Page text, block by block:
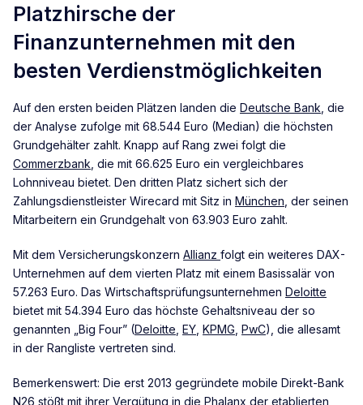
Platzhirsche der
Finanzunternehmen mit den
besten Verdienstmöglichkeiten
Auf den ersten beiden Plätzen landen die Deutsche Bank , die
der Analyse zufolge mit 68.544 Euro (Median) die höchsten
Grundgehälter zahlt. Knapp auf Rang zwei folgt die
Commerzbank , die mit 66.625 Euro ein vergleichbares
Lohnniveau bietet. Den dritten Platz sichert sich der
Zahlungsdienstleister Wirecard mit Sitz in München , der seinen
Mitarbeitern ein Grundgehalt von 63.903 Euro zahlt.
Mit dem Versicherungskonzern Allianz folgt ein weiteres DAX-
Unternehmen auf dem vierten Platz mit einem Basissalär von
57.263 Euro. Das Wirtschaftsprüfungsunternehmen Deloitte
bietet mit 54.394 Euro das höchste Gehaltsniveau der so
genannten „Big Four” (Deloitte EY KPMG PwC), die allesamt
in der Rangliste vertreten sind.
Bemerkenswert: Die erst 2013 gegründete mobile Direkt-Bank
N26 stößt mit ihrer Vergütung in die Phalanx der etablierten